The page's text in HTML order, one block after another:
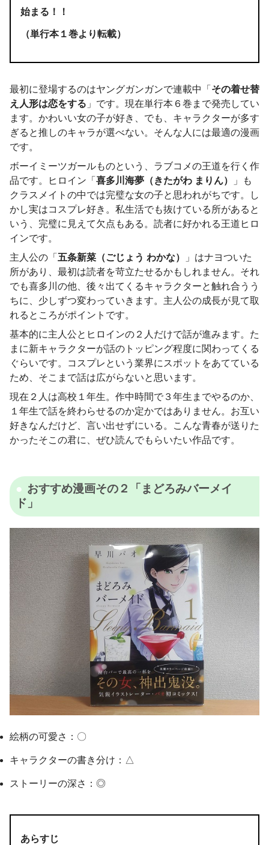
始まる！！
（単行本１巻より転載）
最初に登場するのはヤングガンガンで連載中「 その着せ替
え人形は恋をする 」です。現在単行本６巻まで発売してい
ます。かわいい女の子が好き、でも、キャラクターが多す
ぎると推しのキャラが選べない。そんな人には最適の漫画
です。
ボーイミーツガールものという、ラブコメの王道を行く作
品です。ヒロイン「 喜多川海夢（きたがわ まりん）
」も
クラスメイトの中では完璧な女の子と思われがちです。し
かし実はコスプレ好き。私生活でも抜けている所があると
いう、完璧に見えて欠点もある。読者に好かれる王道ヒロ
インです。
主人公の「 五条新菜（ごじょう わかな）
」はナヨついた
所があり、最初は読者を苛立たせるかもしれません。それ
でも喜多川の他、後々出てくるキャラクターと触れ合うう
ちに、少しずつ変わっていきます。主人公の成長が見て取
れるところがポイントです。
基本的に主人公とヒロインの２人だけで話が進みます。た
まに新キャラクターが話のトッピング程度に関わってくる
ぐらいです。コスプレという業界にスポットをあてている
ため、そこまで話は広がらないと思います。
現在２人は高校１年生。作中時間で３年生までやるのか、
１年生で話を終わらせるのか定かではありません。お互い
好きなんだけど、言い出せずにいる。こんな青春が送りた
かったそこの君に、ぜひ読んでもらいたい作品です。
おすすめ漫画その２「まどろみバーメイ
ド」
絵柄の可愛さ：〇
キャラクターの書き分け：△
ストーリーの深さ：◎
あらすじ